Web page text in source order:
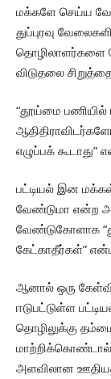
மக்களே செய்ய
துப்புரவு
தொழிலாளர்களை
விடுதலை
“தூய்மை பணியில்
எழுப்பக்
பட்டியல் இன மக்கள்
வேண்டுமா என்ற
வேண்டுகோளாக
கேட்காதீர்கள்”
ஆனால் ஒரு கேள்வி
ஈடுபட்டுள்ள
தொழிலுக்கு
அளவிலான